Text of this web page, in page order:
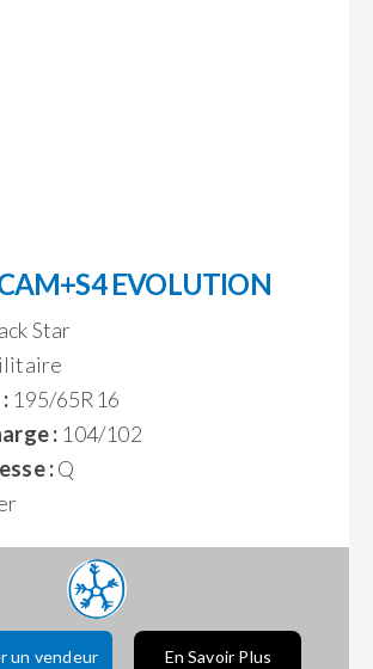
EVOLUTION
Star
195/65R16
: 104/102
:Q
un vendeur En Savoir Plus